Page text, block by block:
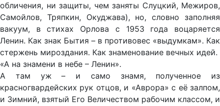
обличения, ни защиты, чем заняты Слуцкий, Межиров,
Самойлов, Тряпкин, Окуджава), но, словно заполняя
вакуум, в стихах Орлова с 1953 года воцаряется
Ленин. Как знак Бытия – в противовес «выдумкам». Как
стержень мироздания. Как знаменование вечных идей.
«А на знамени в небе – Ленин».
А там уж – и само знамя, полученное из
красногвардейских рук отцов, и «Аврора» с её залпом,
и Зимний, взятый Его Величеством рабочим классом, и